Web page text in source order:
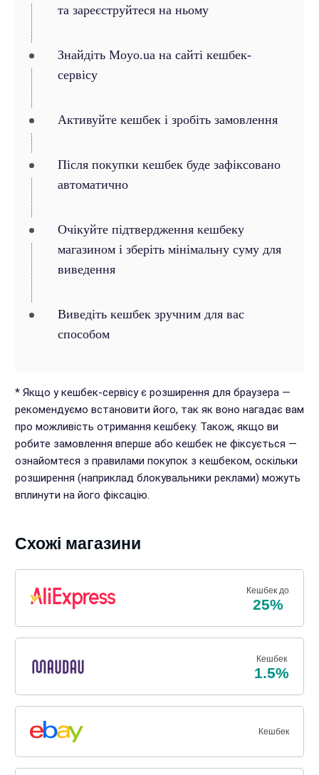
та зареєструйтеся на ньому
Знайдіть Moyo.ua на сайті кешбек-
сервісу
Активуйте кешбек і зробіть замовлення
Після покупки кешбек буде зафіксовано
автоматично
Очікуйте підтвердження кешбеку
магазином і зберіть мінімальну суму для
виведення
Виведіть кешбек зручним для вас
способом
* Якщо у кешбек-сервісу є розширення для браузера —
рекомендуємо встановити його, так як воно нагадає вам
про можливість отримання кешбеку. Також, якщо ви
робите замовлення вперше або кешбек не фіксується —
ознайомтеся з правилами покупок з кешбеком, оскільки
розширення (наприклад блокувальники реклами) можуть
вплинути на його фіксацію.
Схожі магазини
Кешбек до
25%
Кешбек
1.5%
Кешбек